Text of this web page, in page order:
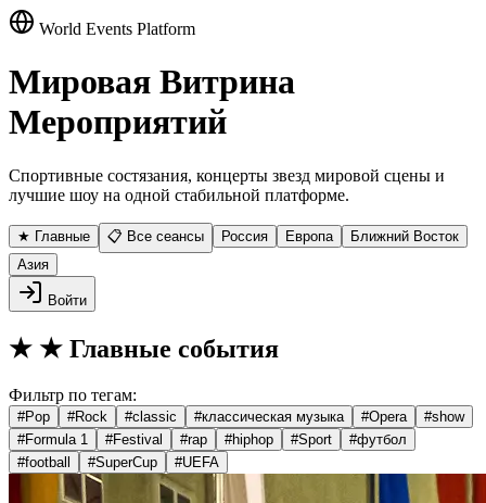
World Events Platform
Мировая Витрина
Мероприятий
Спортивные состязания, концерты звезд мировой сцены и
лучшие шоу на одной стабильной платформе.
★ Главные 📋 Все сеансы Россия Европа
Ближний Восток
Азия
Войти
★ ★ Главные события
Фильтр по тегам:
#Pop #Rock #classic #классическая музыка #Opera #show
#Formula 1 #Festival #rap #hiphop #Sport #футбол
#football #SuperCup #UEFA